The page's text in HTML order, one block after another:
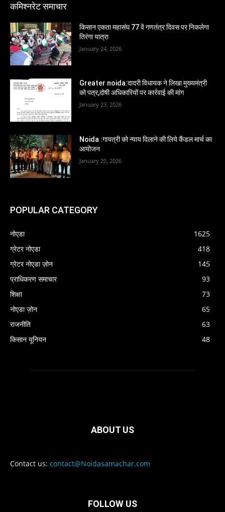
कमिश्नरेट समाचार
किसान एकता महासंघ 77 वें गणतंत्र दिवस पर निकलेगा
तिरंगा यात्रा
January 24, 2026
Greater noida:दादरी विधायक ने लिखा मुख्यमंत्री
को पत्र,दोषी अधिकारियों पर कार्रवाई की मांग
January 23, 2026
Noida :गायत्री को न्याय दिलाने की लिये कैंडल मार्च का
आयोजन
January 20, 2026
POPULAR CATEGORY
नोएडा
1625
ग्रेटर नोएडा
418
ग्रेटर नोएडा ज़ोन
145
प्राधिकरण समाचार
93
शिक्षा
73
नोएडा ज़ोन
65
राजनीति
63
किसान यूनियन
48
ABOUT US
Contact us: contact@Noidasamachar.com
FOLLOW US